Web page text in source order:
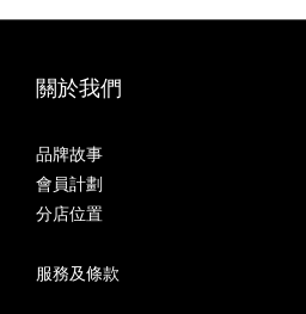
關於我們
品牌故事
會員計劃
分店位置
服務及條款